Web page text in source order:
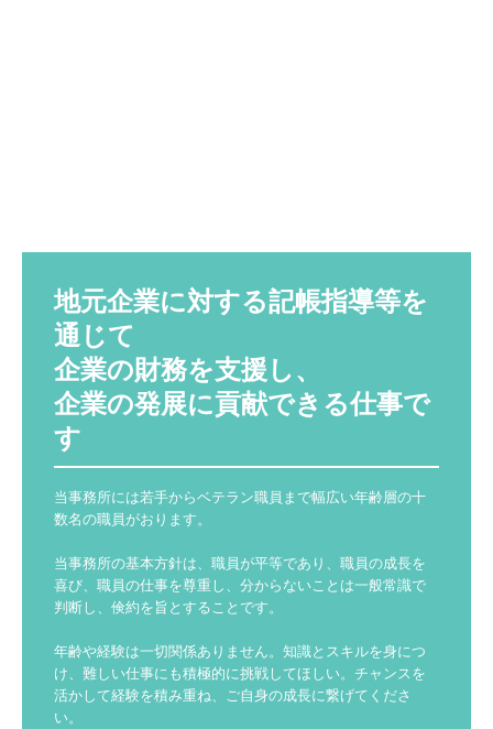
地元企業に対する記帳指導等を
通じて
企業の財務を支援し、
企業の発展に貢献できる仕事で
す
当事務所には若手からベテラン職員まで幅広い年齢層の十
数名の職員がおります。
当事務所の基本方針は、職員が平等であり、職員の成長を
喜び、職員の仕事を尊重し、分からないことは一般常識で
判断し、倹約を旨とすることです。
年齢や経験は一切関係ありません。知識とスキルを身につ
け、難しい仕事にも積極的に挑戦してほしい。チャンスを
活かして経験を積み重ね、ご自身の成長に繋げてくださ
い。